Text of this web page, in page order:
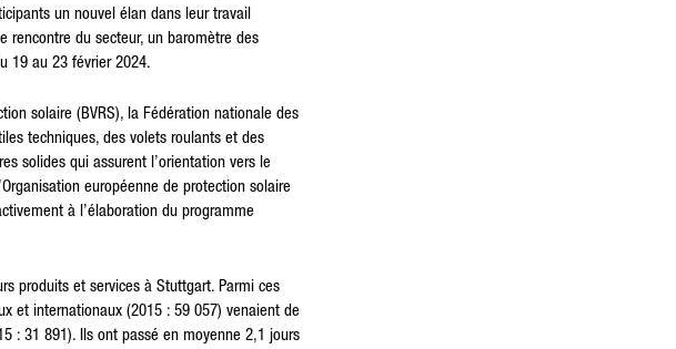
un nouvel élan dans leur travail
rencontre du secteur, un baromètre des
19 au 23 février 2024.
solaire (BVRS), la Fédération nationale des
techniques, des volets roulants et des
solides qui assurent l’orientation vers le
européenne de protection solaire
à l’élaboration du programme
produits et services à Stuttgart. Parmi ces
et internationaux (2015 : 59 057) venaient de
: 31 891). Ils ont passé en moyenne 2,1 jours